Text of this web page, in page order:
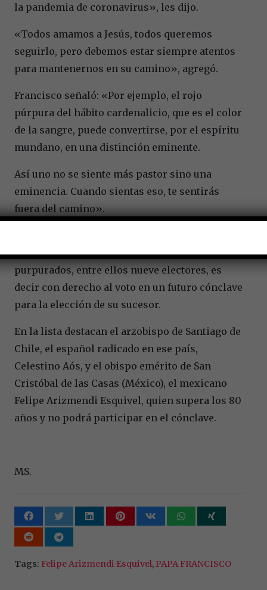
la pandemia de coronavirus», les dijo.
«Todos amamos a Jesús, todos queremos
seguirlo, pero debemos estar siempre atentos
para mantenernos en su camino», agregó.
Francisco señaló: «Por ejemplo, el rojo
púrpura del hábito cardenalicio, que es el color
de la sangre, puede convertirse, por el espíritu
mundano, en una distinción eminente.
Así uno no se siente más pastor sino una
eminencia. Cuando sientas eso, te sentirás
fuera del camino».
así como el anillo y la birreta a los nuevos
purpurados, entre ellos nueve electores, es
decir con derecho al voto en un futuro cónclave
para la elección de su sucesor.
En la lista destacan el arzobispo de Santiago de
Chile, el español radicado en ese país,
Celestino Aós, y el obispo emérito de San
Cristóbal de las Casas (México), el mexicano
Felipe Arizmendi Esquivel, quien supera los 80
años y no podrá participar en el cónclave.
MS.
Tags: Felipe Arizmendi Esquivel, PAPA FRANCISCO